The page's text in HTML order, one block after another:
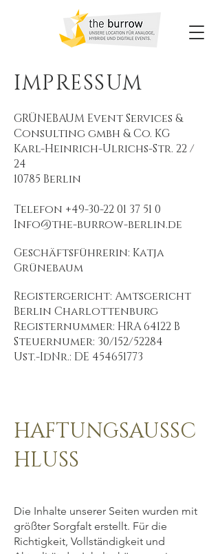
IMPRESSUM
GRÜNEBAUM Event Services &
Consulting gmbh & Co. KG
Karl-Heinrich-Ulrichs-Str. 22 /
24
10785 Berlin
Telefon +49-30-22 01 37 51 0
Info@the-burrow-berlin.de
Geschäftsführerin: Katja
Grünebaum
Registergericht: Amtsgericht
Berlin Charlottenburg
Registernummer: HRA 64122 B
Steuernumer: 30/152/52284
Ust.-IdNr.: DE 454651773
HAFTUNGSAUSSC
HLUSS
Die Inhalte unserer Seiten wurden mit
größter Sorgfalt erstellt. Für die
Richtigkeit, Vollständigkeit und